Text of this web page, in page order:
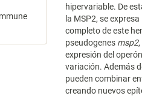
hipervariable. De
la MSP2, se
completo de este
pseudogenes msp2
expresión del
variación. Además
pueden combinar
creando nuevos